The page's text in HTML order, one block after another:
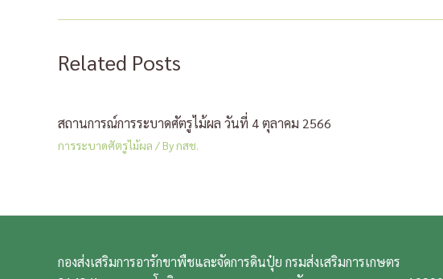
Related Posts
สถานการณ์การระบาดศัตรูไม้ผล วันที่ 4 ตุลาคม 2566
การระบาดศัตรูไม้ผล / Byกสช.
กองส่งเสริมการอารักขาพืชและจัดการดินปุ๋ย กรมส่งเสริมการเกษตร